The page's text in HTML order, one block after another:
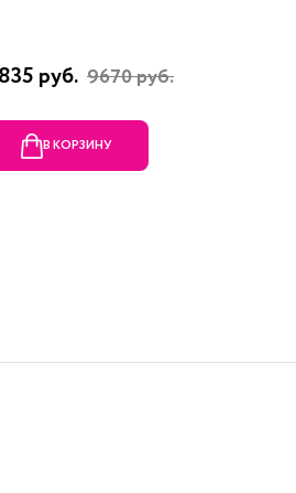
руб. 9670 руб.
В КОРЗИНУ